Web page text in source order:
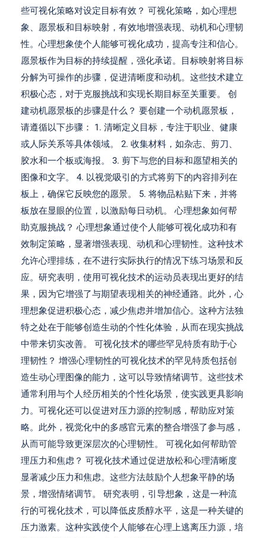
些可视化策略对设定目标有效？ 可视化策略，如心理想
象、愿景板和目标映射，有效地增强表现、动机和心理韧
性。心理想象使个人能够可视化成功，提高专注和信心。
愿景板作为目标的持续提醒，强化承诺。目标映射将目标
分解为可操作的步骤，促进清晰度和动机。这些技术建立
积极心态，对于克服挑战和实现长期目标至关重要。 创
建动机愿景板的步骤是什么？ 要创建一个动机愿景板，
请遵循以下步骤： 1. 清晰定义目标，专注于职业、健康
或人际关系等具体领域。 2. 收集材料，如杂志、剪刀、
胶水和一个板或海报。 3. 剪下与您的目标和愿望相关的
图像和文字。 4. 以视觉吸引的方式将剪下的内容排列在
板上，确保它反映您的愿景。 5. 将物品粘贴下来，并将
板放在显眼的位置，以激励每日动机。 心理想象如何帮
助克服挑战？ 心理想象通过使个人能够可视化成功和有
效制定策略，显著增强表现、动机和心理韧性。这种技术
允许心理排练，在不进行实际执行的情况下练习场景和反
应。研究表明，使用可视化技术的运动员表现出更好的结
果，因为它增强了与期望表现相关的神经通路。此外，心
理想象促进积极心态，减少焦虑并增加信心。这种方法独
特之处在于能够创造生动的个性化体验，从而在现实挑战
中带来切实改善。 可视化技术的哪些罕见特质有助于心
理韧性？ 增强心理韧性的可视化技术的罕见特质包括创
造生动心理图像的能力，这可以导致情绪调节。这些技术
通常利用与个人经历相关的个性化场景，使实践更具影响
力。可视化还可以促进对压力源的控制感，帮助应对策
略。此外，视觉化中的多感官元素的整合增强了参与感，
从而可能导致更深层次的心理韧性。 可视化如何帮助管
理压力和焦虑？ 可视化技术通过促进放松和心理清晰度
显著减少压力和焦虑。这些方法鼓励个人想象平静的场
景，增强情绪调节。 研究表明，引导想象，这是一种流
行的可视化技术，可以降低皮质醇水平，这是一种关键的
压力激素。这种实践使个人能够在心理上逃离压力源，培